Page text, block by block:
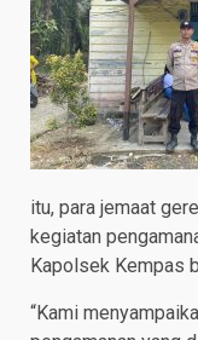
itu, para jemaat
kegiatan
Kapolsek Kempas
“Kami